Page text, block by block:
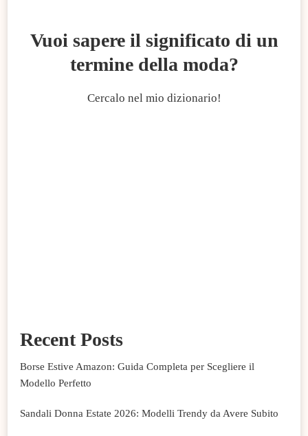
Vuoi sapere il significato di un
termine della moda?
Cercalo nel mio dizionario!
Recent Posts
Borse Estive Amazon: Guida Completa per Scegliere il
Modello Perfetto
Sandali Donna Estate 2026: Modelli Trendy da Avere Subito